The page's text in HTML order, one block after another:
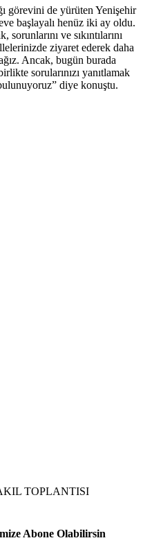
görevini de yürüten Yenişehir
başlayalı henüz iki ay oldu.
ve sıkıntılarını
ziyaret ederek daha
Ancak, bugün burada
sorularınızı yanıtlamak
diye konuştu.
TOPLANTISI
Abone Olabilirsin